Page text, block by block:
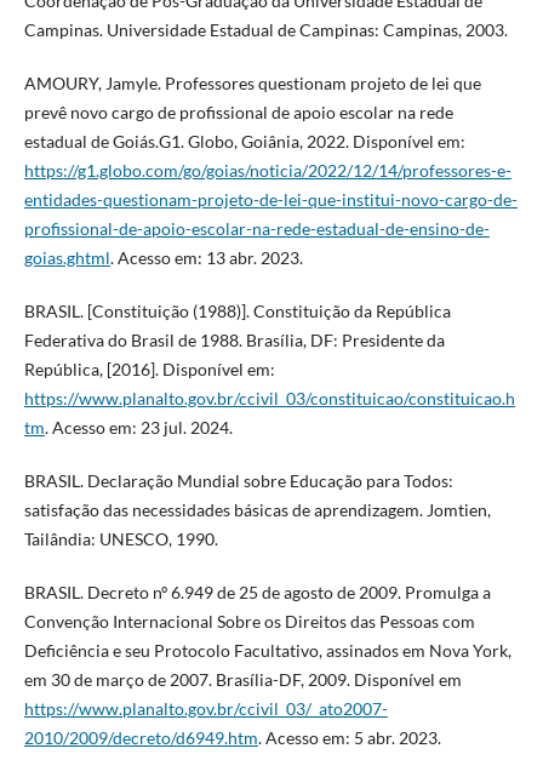
Campinas. Universidade Estadual de Campinas: Campinas, 2003.
AMOURY, Jamyle. Professores questionam projeto de lei que
prevê novo cargo de profissional de apoio escolar na rede
estadual de Goiás.G1. Globo, Goiânia, 2022. Disponível em:
https://g1.globo.com/go/goias/noticia/2022/12/14/professores-e-
entidades-questionam-projeto-de-lei-que-institui-novo-cargo-de-
profissional-de-apoio-escolar-na-rede-estadual-de-ensino-de-
goias.ghtml. Acesso em: 13 abr. 2023.
BRASIL. [Constituição (1988)]. Constituição da República
Federativa do Brasil de 1988. Brasília, DF: Presidente da
República, [2016]. Disponível em:
https://www.planalto.gov.br/ccivil_03/constituicao/constituicao.h
tm. Acesso em: 23 jul. 2024.
BRASIL. Declaração Mundial sobre Educação para Todos:
satisfação das necessidades básicas de aprendizagem. Jomtien,
Tailândia: UNESCO, 1990.
BRASIL. Decreto nº 6.949 de 25 de agosto de 2009. Promulga a
Convenção Internacional Sobre os Direitos das Pessoas com
Deficiência e seu Protocolo Facultativo, assinados em Nova York,
em 30 de março de 2007. Brasília-DF, 2009. Disponível em
https://www.planalto.gov.br/ccivil_03/_ato2007-
2010/2009/decreto/d6949.htm. Acesso em: 5 abr. 2023.